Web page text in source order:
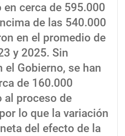
cerca de 595.000
de las 540.000
en el promedio de
y 2025. Sin
el Gobierno, se han
de 160.000
al proceso de
lo que la variación
del efecto de la